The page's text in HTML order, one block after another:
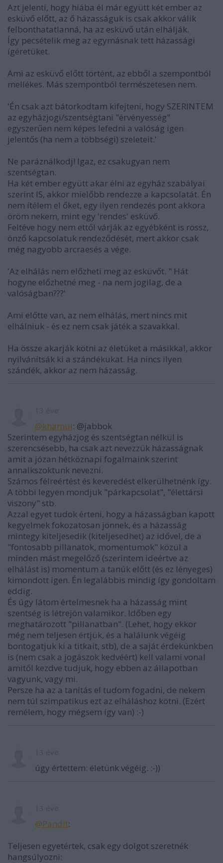
Azt jelenti, hogy hiába él már együtt két ember az
esküvő előtt, az ő házasságuk is csak akkor válik
felbonthatatlanná, ha az esküvő után elhálják.
Így pecsételik meg az egymásnak tett házassági
ígéretüket.
Ami az esküvő előtt történt, az ebből a szempontból
mellékes. Más szempontból természetesen nem.
'Én csak azt bátorkodtam kifejteni, hogy SZERINTEM
az egyházjogi/szentségtani "érvényesség"
egyszerűen nem képes lefedni a valóság igen
jelentős (ha nem a többségi) szeleteit.'
Ne paráználkodj! Igaz, ez csakugyan nem
szentségtan.
Ha két ember együtt akar élni az egyház szabályai
szerint IS, akkor mielőbb rendezze a kapcsolatát. Én
nem ítélem el őket, egy ilyen rendezés pont akkora
öröm nekem, mint egy 'rendes' esküvő.
Feltéve hogy nem ettől várják az egyébként is rossz,
önző kapcsolatuk rendeződését, mert akkor csak
még nagyobb arcraesés a vége.
'Az elhálás nem előzheti meg az esküvőt. " Hát
hogyne előzhetné meg - na nem jogilag, de a
valóságban???'
Ami előtte van, az nem elhálás, mert nincs mit
elhálniuk - és ez nem csak játék a szavakkal.
Ha össze akarják kötni az életüket a másikkal, akkor
nyilvánítsák ki a szándékukat. Ha nincs ilyen
szándék, akkor az nem házasság.
@khamul: @jabbok
Szerintem egyházjog és szentségtan nélkül is
szerencsésebb, ha csak azt nevezzük házasságnak
amit a józan hétköznapi fogalmaink szerint
annalkszoktunk nevezni.
Számos félreértést és keveredést elkerülhetnénk így.
A többi legyen mondjuk "párkapcsolat", "élettársi
viszony" stb.
Azzal egyet tudok érteni, hogy a házasságban kapott
kegyelmek fokozatosan jönnek, és a házasság
mintegy kiteljesedik (kiteljesedhet) az idővel, de a
"fontosabb pillanatok, momentumok" közül a
minden mást megelőző (szerintem ideértve az
elhálást is) momentum a tanúk előtt (és ez lényeges)
kimondott igen. Én legalábbis mindig így gondoltam
eddig.
És úgy látom értelmesnek ha a házasság mint
szentség is létrejön valamikor. Időben egy
meghatározott "pillanatban". (Lehet, hogy ekkor
még nem teljesen értjük, és a halálunk végéig
bontogatjuk ki a titkait, stb), de a saját érdekünkben
is (nem csak a jogászok kedvéért) kell valami vonal
amitől kezdve tudjuk, hogy ebben az állapotban
vagyunk, vagy mi.
Persze ha az a tanítás el tudom fogadni, de nekem
nem túl szimpatikus ezt az elháláshoz kötni. (Ezért
remélem, hogy mégsem így van) :-)
úgy értettem: életünk végéig. :-))
@Pandit:
Teljesen egyetértek, csak egy dolgot szeretnék
hangsúlyozni: